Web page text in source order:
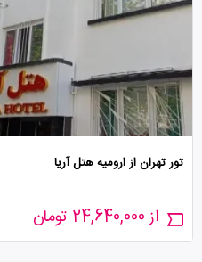
تور تهران از ارومیه هتل آریا
از 24,640,000 تومان